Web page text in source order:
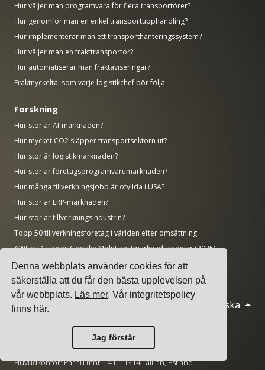
Denna webbplats använder cookies för att
säkerställa att du får den bästa upplevelsen på
vår webbplats. Läs mer. Vår integritetspolicy
finns här.
Jag förstår
Hur väljer man programvara för flera transportörer?
Hur genomför man en enkel transportupphandling?
Hur implementerar man ett transporthanteringssystem?
Hur väljer man en frakttransportör?
Hur automatiserar man fraktaviseringar?
Fraktnyckeltal som varje logistikchef bör följa
Forskning
Hur stor är AI-marknaden?
Hur mycket CO2 släpper transportsektorn ut?
Hur stor är logistikmarknaden?
Hur stor är företagsprogramvarumarknaden?
Hur många tillverkningsjobb är ofyllda i USA?
Hur stor är ERP-marknaden?
Hur stor är tillverkningsindustrin?
Topp 50 tillverkningsföretag i världen efter omsättning
AWS vs Azure vs Google: Molntjänstmarknadsandelar (2025)
Antal datacenter per land (november 2025)
© 2026 Cargoson.com Svenska
Registrerad som Cargoson OÜ i Estland.
Reg nr: 14545832. VAT: EE102137680.
Huvudkontor: Pärnu mnt. 141, 11314 Tallinn, Estland